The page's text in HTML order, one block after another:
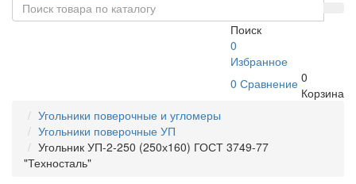
Поиск
0
Избранное
0 Сравнение 0
Корзина
Угольники поверочные и угломеры
Угольники поверочные УП
Угольник УП-2-250 (250х160) ГОСТ 3749-77
"Техносталь"